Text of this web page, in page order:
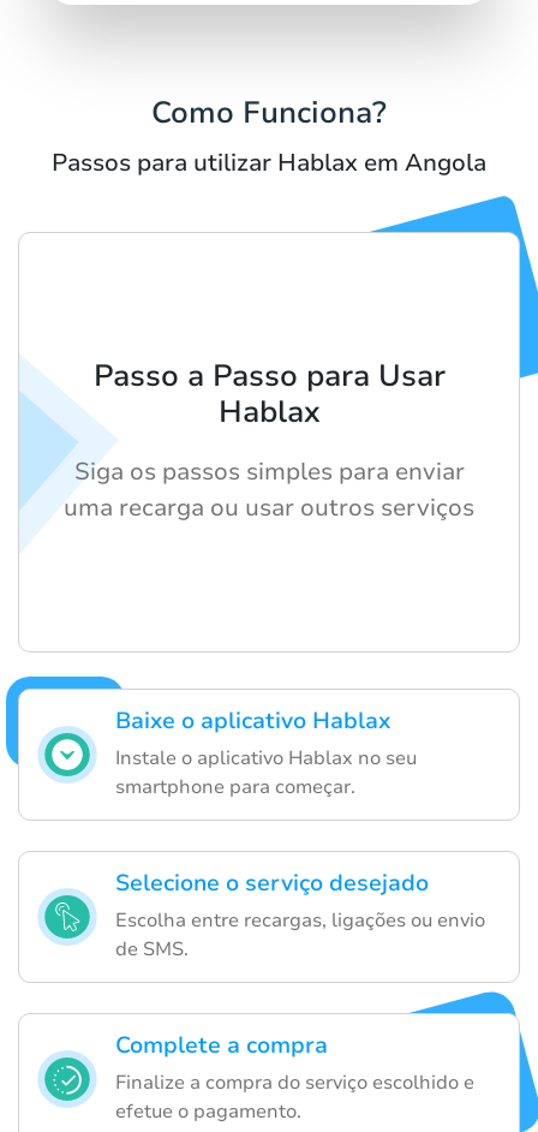
Como Funciona?
Passos para utilizar Hablax em Angola
Baixe o aplicativo Hablax
Instale o aplicativo Hablax no seu
smartphone para começar.
Selecione o serviço desejado
Escolha entre recargas, ligações ou envio
de SMS.
Complete a compra
Finalize a compra do serviço escolhido e
efetue o pagamento.
Passo a Passo para Usar
Hablax
Siga os passos simples para enviar
uma recarga ou usar outros serviços